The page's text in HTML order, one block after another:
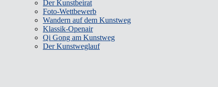
Der Kunstbeirat
Foto-Wettbewerb
Wandern auf dem Kunstweg
Klassik-Openair
Qi Gong am Kunstweg
Der Kunstweglauf